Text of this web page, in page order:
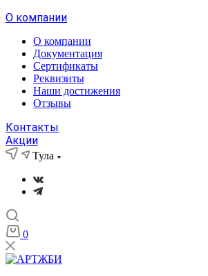
О компании
О компании
Документация
Сертификаты
Реквизиты
Наши достижения
Отзывы
Контакты
Акции
Тула
0